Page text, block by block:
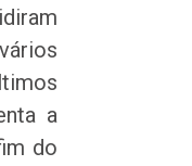
a
do